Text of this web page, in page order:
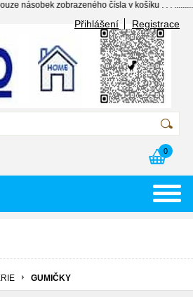
zobrazeného čísla v košíku . . . ..........
Přihlášení Registrace
0
GUMIČKY